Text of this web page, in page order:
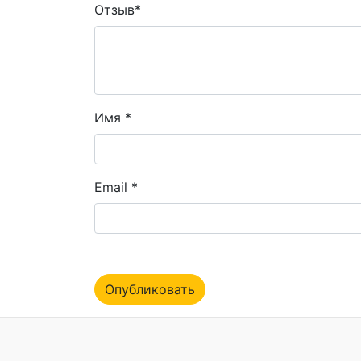
Отзыв*
Имя *
Email *